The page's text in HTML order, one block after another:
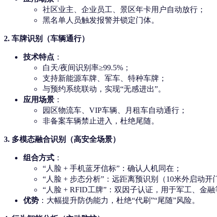
社区业主、企业员工、景区年卡用户自动放行；
黑名单人员触发报警并锁定门体。
2. 车牌识别（车辆通行）
技术特点 ：
白天/夜间识别率≥99.5%；
支持新能源车牌、军车、特种车牌；
与预约系统联动，实现“无感进出”。
应用场景 ：
园区物流车、VIP车辆、月租车自动通行；
非备案车辆禁止进入，杜绝尾随。
3. 多模态融合识别（高安全场景）
组合方式 ：
“人脸 + 手机蓝牙信标”：确认人机同在；
“人脸 + 步态分析”：远距离预识别（10米外启动开
“人脸 + RFID工牌”：双因子认证，用于军工、金融
优势 ：大幅提升防伪能力，杜绝“代刷”“尾随”风险。